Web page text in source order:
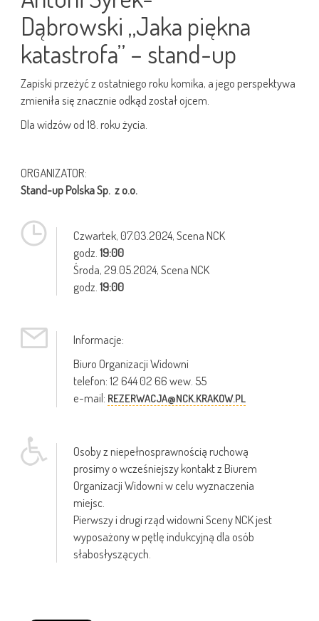
Dąbrowski „Jaka piękna
katastrofa” – stand-up
Zapiski przeżyć z ostatniego roku komika, a jego perspektywa
zmieniła się znacznie odkąd został ojcem.
Dla widzów od 18. roku życia.
ORGANIZATOR:
Stand-up Polska Sp. z o.o.
Czwartek,07.03.2024, Scena NCK
godz. 19:00
Środa,29.05.2024, Scena NCK
godz. 19:00
Informacje:
Biuro Organizacji Widowni
telefon: 12 644 02 66 wew. 55
e-mail: REZERWACJA@NCK.KRAKOW.PL
Osoby z niepełnosprawnością ruchową
prosimy o wcześniejszy kontakt z Biurem
Organizacji Widowni w celu wyznaczenia
miejsc.
Pierwszy i drugi rząd widowni Sceny NCK jest
wyposażony w pętlę indukcyjną dla osób
słabosłyszących.